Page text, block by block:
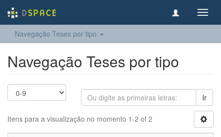
Navegação Teses por tipo
Navegação Teses por tipo
Ir
Itens para a visualização no momento 1-2 of 2